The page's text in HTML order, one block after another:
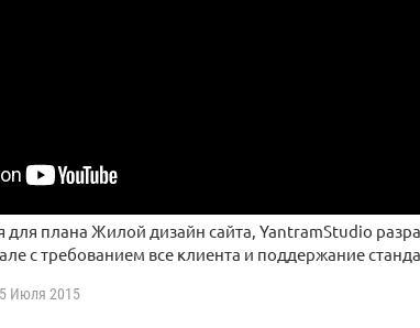
плана Жилой дизайн сайта, YantramStudio
с требованием все клиента и поддержание
Июля 2015